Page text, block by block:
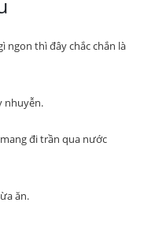
ngon thì đây chắc chắn là
nhuyễn.
đi trần qua nước
ăn.